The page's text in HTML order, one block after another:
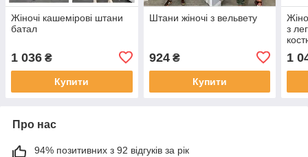
Жіночі кашемірові штани
батал
1 036 ₴
Купити
Штани жіночі з вельвету
924₴
Купити
з
1
Про нас
94% позитивних з 92 відгуків за рік